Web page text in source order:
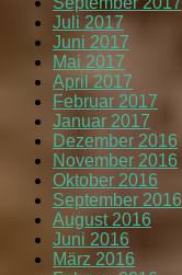
Juli 2017
Juni 2017
Mai 2017
April 2017
Februar 2017
Januar 2017
Dezember 2016
November 2016
Oktober 2016
September 2016
August 2016
Juni 2016
März 2016